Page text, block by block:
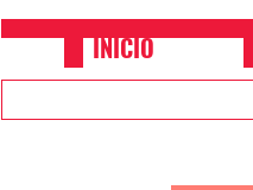
Upper
Header
INICIO